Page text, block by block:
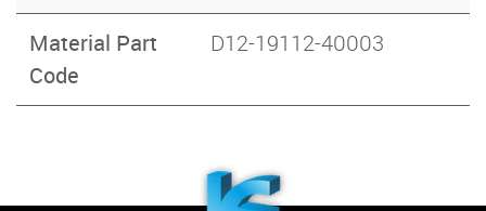
Material Part
Code
D12-19112-40003